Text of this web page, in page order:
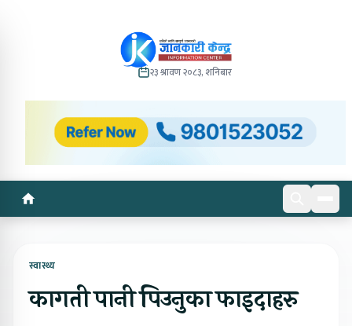
२३ श्रावण २०८३, शनिबार
स्वास्थ्य
कागती पानी पिउनुका फाइदाहरु